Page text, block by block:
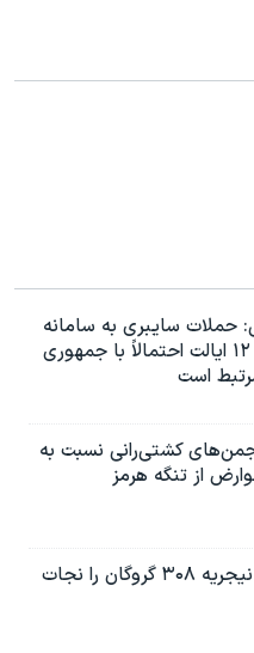
سایبری به سامانه
آب‌رسانی ۱۲ ایالت احتمالاً با جمهوری
است
کشتی‌رانی نسبت به
از تنگه هرمز
نیروهای نیجریه‌ ۳۰۸ گروگان را نجات